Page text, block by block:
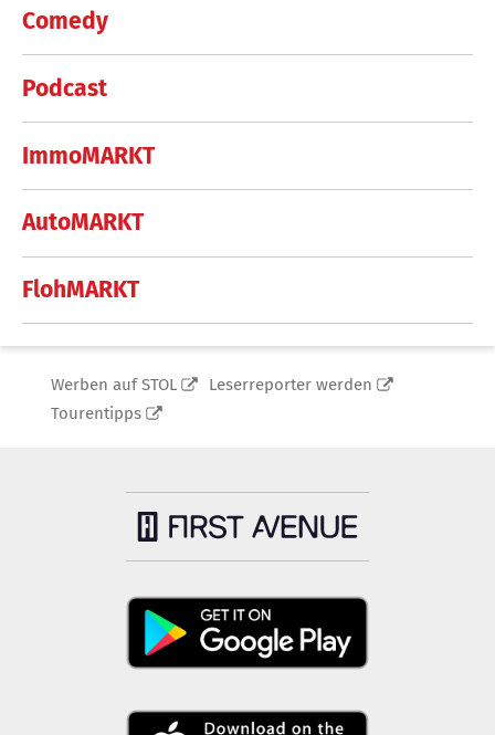
Comedy
Podcast
ImmoMARKT
AutoMARKT
FlohMARKT
Werben auf STOL
Leserreporter werden
Tourentipps